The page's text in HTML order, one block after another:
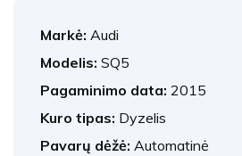
Markė: Audi
Modelis: SQ5
Pagaminimo data: 2015
Kuro tipas: Dyzelis
Pavarų dėžė: Automatinė